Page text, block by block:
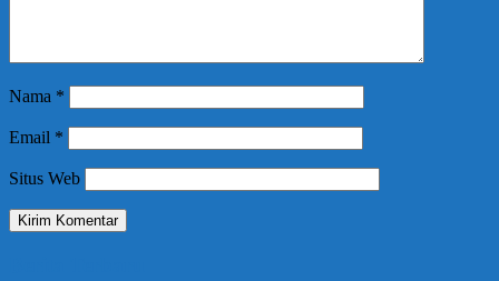
Nama *
Email *
Situs Web